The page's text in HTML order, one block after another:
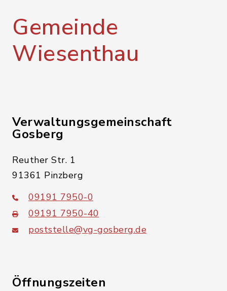
Gemeinde
Wiesenthau
Verwaltungsgemeinschaft
Gosberg
Reuther Str. 1
91361 Pinzberg
09191 7950-0
09191 7950-40
poststelle@vg-gosberg.de
Öffnungszeiten